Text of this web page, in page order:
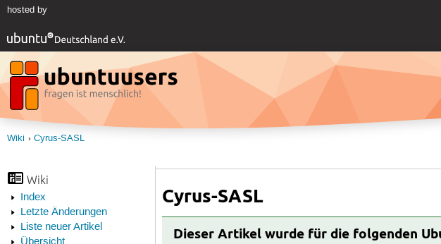
hosted by
Wiki Cyrus-SASL
Wiki
Index
Letzte Änderungen
Liste neuer Artikel
Cyrus-SASL
Dieser Artikel wurde für die folgenden